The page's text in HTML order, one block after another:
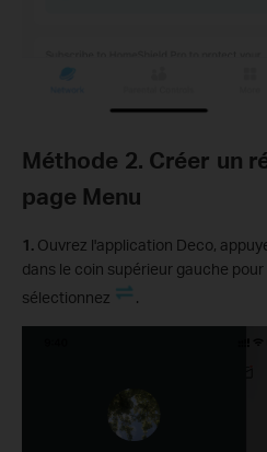
Méthode 2. Créer un
page Menu
1. Ouvrez l'application Deco,
dans le coin supérieur gauche
sélectionnez
.